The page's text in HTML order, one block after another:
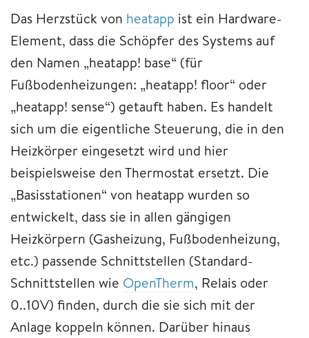
Das Herzstück von heatapp ist ein Hardware-
Element, dass die Schöpfer des Systems auf
den Namen „heatapp! base“ (für
Fußbodenheizungen: „heatapp! floor“ oder
„heatapp! sense“) getauft haben. Es handelt
sich um die eigentliche Steuerung, die in den
Heizkörper eingesetzt wird und hier
beispielsweise den Thermostat ersetzt. Die
„Basisstationen“ von heatapp wurden so
entwickelt, dass sie in allen gängigen
Heizkörpern (Gasheizung, Fußbodenheizung,
etc.) passende Schnittstellen (Standard-
Schnittstellen wie OpenTherm, Relais oder
0..10V) finden, durch die sie sich mit der
Anlage koppeln können. Darüber hinaus